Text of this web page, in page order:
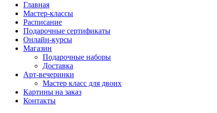
Главная
Мастер-классы
Расписание
Подарочные сертификаты
Онлайн-курсы
Магазин
Подарочные наборы
Доставка
Арт-вечеринки
Мастер класс для двоих
Картины на заказ
Контакты